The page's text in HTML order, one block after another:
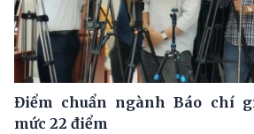
Điểm chuẩn ngành Báo chí
mức 22 điểm